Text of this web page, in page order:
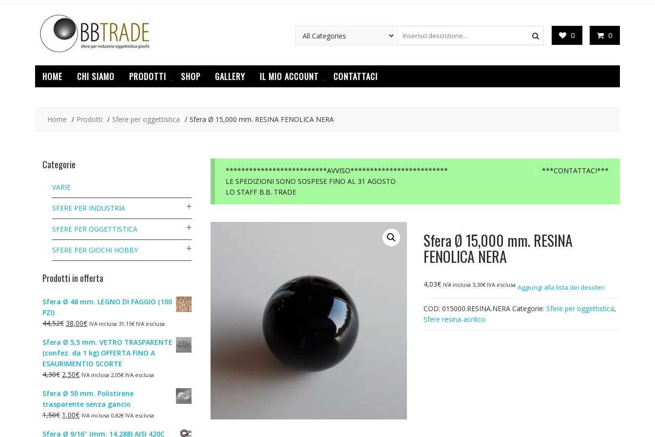
0 0
HOME CHI SIAMO PRODOTTI SHOP GALLERY IL MIO ACCOUNT CONTATTACI
Home Prodotti Sfere per oggettistica Sfera Ø 15,000 mm. RESINA FENOLICA NERA
***CONTATTACI***
**************************AVVISO*************************
LE SPEDIZIONI SONO SOSPESE FINO AL 31 AGOSTO
LO STAFF B.B. TRADE
Sfera Ø 15,000 mm. RESINA
FENOLICA NERA
4,03€ IVA inclusa 3,30€IVA esclusa Aggiungi alla lista dei desideri
COD: 015000.RESINA.NERA Categorie: Sfere per oggettistica,
Sfere resina-acrilico
Categorie
VARIE
SFERE PER INDUSTRIA
SFERE PER OGGETTISTICA
SFERE PER GIOCHI HOBBY
Prodotti in offerta
Sfera Ø 48 mm. LEGNO DI FAGGIO (100
PZI)
44,52€ Il
originale
era:
44,52€.
38,00€Il
attuale
è:
38,00€.
IVA inclusa 31,15€ IVA esclusa
Sfera Ø 5,5 mm. VETRO TRASPARENTE
(confez. da 1 kg) OFFERTA FINO A
ESAURIMENTIO SCORTE
4,30€ Il
originale
era:
4,30€.
2,50€Il
attuale
è:
2,50€.
IVA inclusa 2,05€ IVA esclusa
Sfera Ø 50 mm. Polistirene
trasparente senza gancio
1,50€ Il1,00€IlIVA inclusa 0,82€ IVA esclusa
Sfera Ø 9/16" (mm. 14,288) AISI 420C